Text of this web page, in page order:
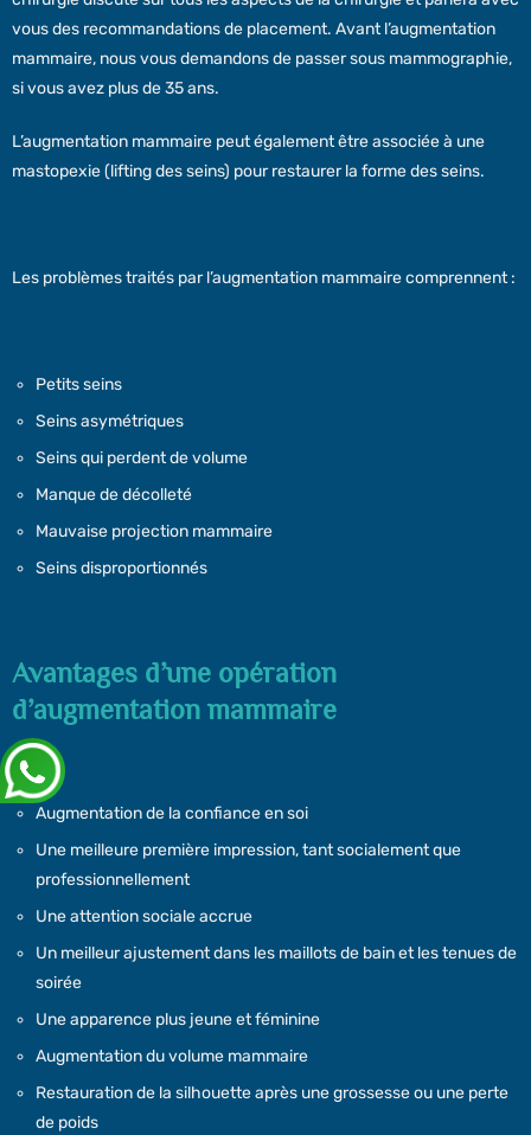
vous des recommandations de placement. Avant l’augmentation
mammaire, nous vous demandons de passer sous mammographie,
si vous avez plus de 35 ans.
L’augmentation mammaire peut également être associée à une
mastopexie (lifting des seins) pour restaurer la forme des seins.
Les problèmes traités par l’augmentation mammaire comprennent :
Petits seins
Seins asymétriques
Seins qui perdent de volume
Manque de décolleté
Mauvaise projection mammaire
Seins disproportionnés
Avantages d’une opération
d’augmentation mammaire
Augmentation de la confiance en soi
Une meilleure première impression, tant socialement que
professionnellement
Une attention sociale accrue
Un meilleur ajustement dans les maillots de bain et les tenues de
soirée
Une apparence plus jeune et féminine
Augmentation du volume mammaire
Restauration de la silhouette après une grossesse ou une perte
de poids